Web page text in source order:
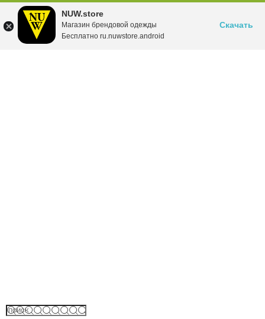
NUW.store
Магазин брендовой одежды
Бесплатно ru.nuwstore.android
Скачать